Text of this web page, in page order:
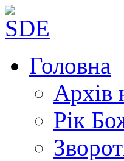
Головна
Архів
Рік